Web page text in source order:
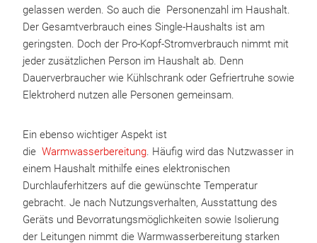
gelassen werden. So auch die Personenzahl im Haushalt.
Der Gesamtverbrauch eines Single-Haushalts ist am
geringsten. Doch der Pro-Kopf-Stromverbrauch nimmt mit
jeder zusätzlichen Person im Haushalt ab. Denn
Dauerverbraucher wie Kühlschrank oder Gefriertruhe sowie
Elektroherd nutzen alle Personen gemeinsam.
Ein ebenso wichtiger Aspekt ist
die Warmwasserbereitung. Häufig wird das Nutzwasser in
einem Haushalt mithilfe eines elektronischen
Durchlauferhitzers auf die gewünschte Temperatur
gebracht. Je nach Nutzungsverhalten, Ausstattung des
Geräts und Bevorratungsmöglichkeiten sowie Isolierung
der Leitungen nimmt die Warmwasserbereitung starken